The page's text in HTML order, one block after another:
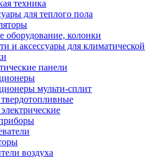
техника
для теплого пола
оборудование, колонки
и аксессуары для климатической
панели
мульти-сплит
воздуха